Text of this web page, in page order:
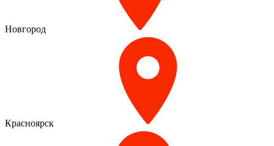
Новгород
Красноярск